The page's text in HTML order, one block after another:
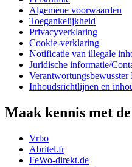
Algemene voorwaarden
Toegankelijkheid
Privacyverklaring
Cookie-verklaring
Notificatie van illegale
Juridische informatie/
Verantwortungsbewusster
Inhoudsrichtlijnen en
Maak kennis met
Vrbo
Abritel.fr
FeWo-direkt.de